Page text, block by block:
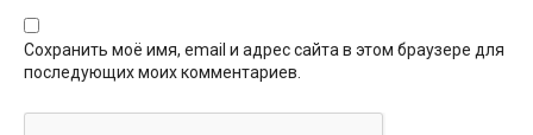
Сохранить моё имя, email и адрес сайта в этом браузере для
последующих моих комментариев.